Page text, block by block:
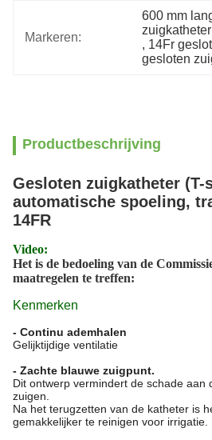
Markeren:
600 mm
zuigkatheter
, 14Fr
gesloten
Productbeschrijving
Gesloten zuigkatheter (T-
automatische spoeling,
14FR
Video:
Het is de bedoeling van de
maatregelen te treffen:
Kenmerken
- Continu ademhalen
Gelijktijdige ventilatie
- Zachte blauwe zuigpunt.
Dit ontwerp vermindert de schade aan
zuigen.
Na het terugzetten van de katheter is
gemakkelijker te reinigen voor irrigatie.